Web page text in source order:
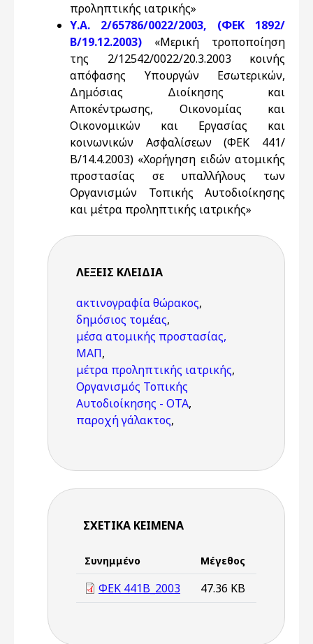
προληπτικής ιατρικής»
Υ.Α. 2/65786/0022/2003, (ΦΕΚ 1892/
Β/19.12.2003) «Μερική τροποποίηση
της 2/12542/0022/20.3.2003 κοινής
απόφασης Υπουργών Εσωτερικών,
Δημόσιας Διοίκησης και
Αποκέντρωσης, Οικονομίας και
Οικονομικών και Εργασίας και
κοινωνικών Ασφαλίσεων (ΦΕΚ 441/
Β/14.4.2003) «Χορήγηση ειδών ατομικής
προστασίας σε υπαλλήλους των
Οργανισμών Τοπικής Αυτοδιοίκησης
και μέτρα προληπτικής ιατρικής»
ΛΈΞΕΙΣ KΛΕΙΔΙΆ
ακτινογραφία θώρακος,
δημόσιος τομέας,
μέσα ατομικής προστασίας,
ΜΑΠ,
μέτρα προληπτικής ιατρικής,
Οργανισμός Τοπικής
Αυτοδιοίκησης - ΟΤΑ,
παροχή γάλακτος,
ΣΧΕΤΙΚΆ ΚΕΊΜΕΝΑ
Συνημμένο Μέγεθος
ΦΕΚ 441B_2003 47.36 KB